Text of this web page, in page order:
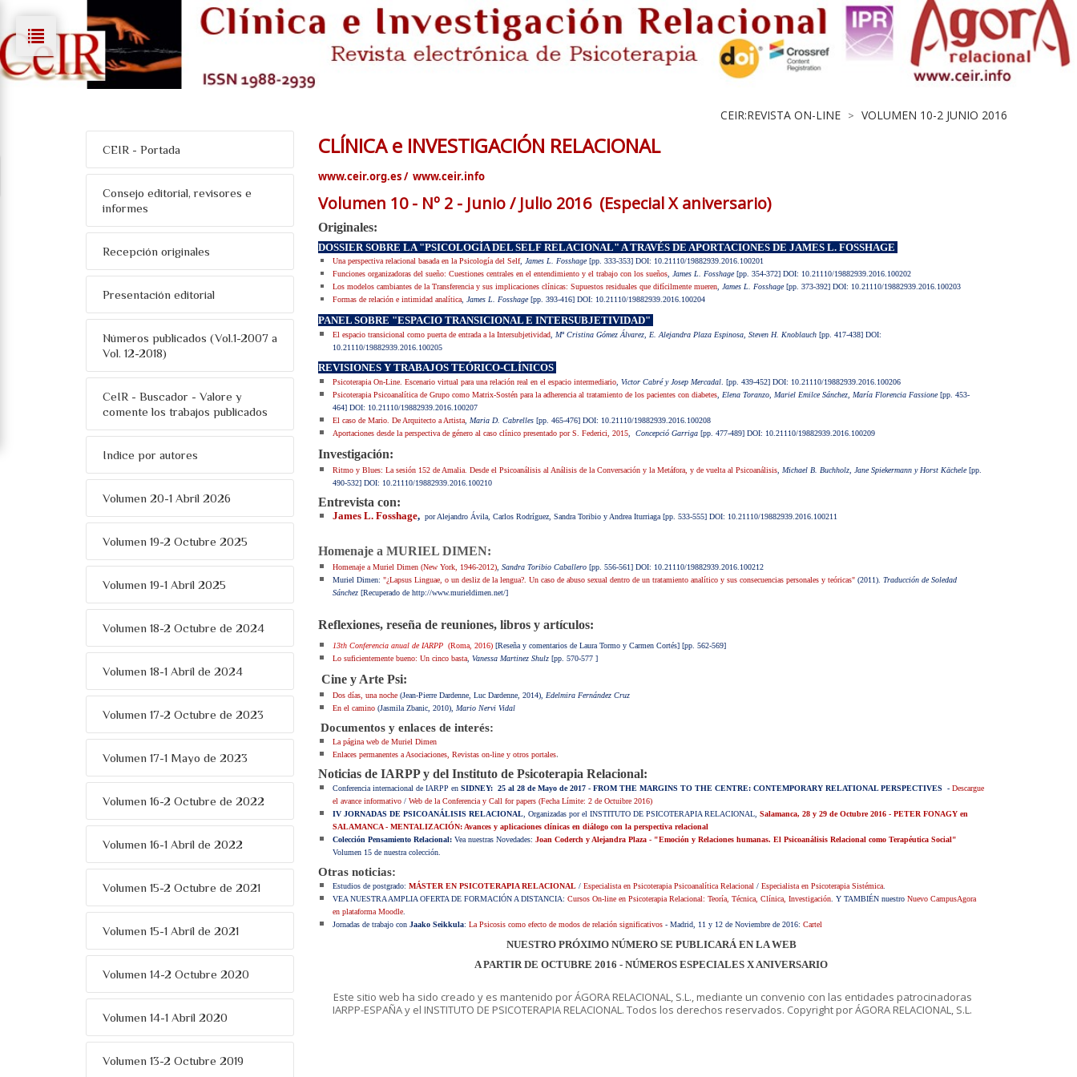
CEIR:REVISTA ON-LINE > VOLUMEN 10-2 JUNIO 2016
CEIR - Portada
Consejo editorial, revisores e
informes
Recepción originales
Presentación editorial
Números publicados (Vol.1-2007 a
Vol. 12-2018)
CeIR - Buscador - Valore y
comente los trabajos publicados
Indice por autores
Volumen 20-1 Abril 2026
Volumen 19-2 Octubre 2025
Volumen 19-1 Abril 2025
Volumen 18-2 Octubre de 2024
Volumen 18-1 Abril de 2024
Volumen 17-2 Octubre de 2023
Volumen 17-1 Mayo de 2023
Volumen 16-2 Octubre de 2022
Volumen 16-1 Abril de 2022
Volumen 15-2 Octubre de 2021
Volumen 15-1 Abril de 2021
Volumen 14-2 Octubre 2020
Volumen 14-1 Abril 2020
Volumen 13-2 Octubre 2019
CLÍNICA e INVESTIGACIÓN RELACIONAL
www.ceir.org.es/ www.ceir.info
Volumen 10 - Nº 2 - Junio / Julio 2016 (Especial X aniversario)
Originales:
DOSSIER SOBRE LA "PSICOLOGÍA DEL SELF RELACIONAL" A TRAVÉS DE APORTACIONES DE JAMES L. FOSSHAGE
Una perspectiva relacional basada en la Psicología del Self, James L. Fosshage[pp. 333-353] DOI: 10.21110/19882939.2016.100201
Funciones organizadoras del sueño: Cuestiones centrales en el entendimiento y el trabajo con los sueños
James L. Fosshage[pp. 354-372] DOI: 10.21110/19882939.2016.100202
Los modelos cambiantes de la Transferencia y sus implicaciones clínicas: Supuestos residuales que difícilmente mueren
James L. Fosshage[pp. 373-392] DOI: 10.21110/19882939.2016.100203
Formas de relación e intimidad analítica
James L. Fosshage[pp. 393-416] DOI: 10.21110/19882939.2016.100204
PANEL SOBRE "ESPACIO TRANSICIONAL E INTERSUBJETIVIDAD"
El espacio transicional como puerta de entrada a la Intersubjetividad Mª Cristina Gómez Álvarez, E. Alejandra Plaza Espinosa, Steven H. Knoblauch [pp. 417-438] DOI:
10.21110/19882939.2016.100205
REVISIONES Y TRABAJOS TEÓRICO-CLÍNICOS
Psicoterapia On-Line. Escenario virtual para una relación real en el espacio intermediario Victor Cabré y Josep Mercadal . [pp. 439-452] DOI: 10.21110/19882939.2016.100206
Psicoterapia Psicoanalítica de Grupo como Matrix-Sostén para la adherencia al tratamiento de los pacientes con diabetes
Elena Toranzo, Mariel Emilce Sánchez, María Florencia Fassione[pp. 453-
464] DOI: 10.21110/19882939.2016.100207
El caso de Mario. De Arquitecto a Artista
Maria D. Cabrelles [pp. 465-476] DOI: 10.21110/19882939.2016.100208
Aportaciones desde la perspectiva de género al caso clínico presentado por S. Federici, 2015
Concepció Garriga [pp. 477-489] DOI: 10.21110/19882939.2016.100209
Investigación:
Ritmo y Blues: La sesión 152 de Amalia. Desde el Psicoanálisis al Análisis de la Conversación y la Metáfora, y de vuelta al Psicoanálisis Michael B. Buchholz, Jane Spiekermann y Horst Kächele[pp.
490-532] DOI: 10.21110/19882939.2016.100210
Entrevista con:
James L. Fosshage, por Alejandro Ávila, Carlos Rodríguez, Sandra Toribio y Andrea Iturriaga [pp. 533-555] DOI: 10.21110/19882939.2016.100211
Homenaje a MURIEL DIMEN:
Homenaje a Muriel Dimen (New York, 1946-2012) Sandra Toribio Caballero [pp. 556-561] DOI: 10.21110/19882939.2016.100212
Muriel Dimen: "¿Lapsus Linguae, o un desliz de la lengua?. Un caso de abuso sexual dentro de un tratamiento analítico y sus consecuencias personales y teóricas" (2011). Traducción de Soledad
Sánchez [Recuperado de http://www.murieldimen.net/]
Reflexiones, reseña de reuniones, libros y artículos:
13th Conferencia anual de IARPP (Roma, 2016) [Reseña y comentarios de Laura Tormo y Carmen Cortés] [pp. 562-569]
Lo suficientemente bueno: Un cinco basta Vanessa Martinez Shulz [pp. 570-577 ]
Cine y Arte Psi:
Dos días, una noche (Jean-Pierre Dardenne, Luc Dardenne, 2014), Edelmira Fernández Cruz
En el camino (Jasmila Zbanic, 2010), Mario Nervi Vidal
Documentos y enlaces de interés:
La página web de Muriel Dimen
Enlaces permanentes a Asociaciones, Revistas on-line y otros portales.
Noticias de IARPP y del Instituto de Psicoterapia Relacional:
Conferencia internacional de IARPP en SIDNEY: 25 al 28 de Mayo de 2017 - FROM THE MARGINS TO THE CENTRE: CONTEMPORARY RELATIONAL PERSPECTIVES - Descargue
el avance informativo / Web de la Conferencia y Call for papers (Fecha Límite: 2 de Octuibre 2016)
IV JORNADAS DE PSICOANÁLISIS RELACIONAL , Organizadas por el INSTITUTO DE PSICOTERAPIA RELACIONAL, Salamanca, 28 y 29 de Octubre 2016 - PETER FONAGY en
SALAMANCA - MENTALIZACIÓN: Avances y aplicaciones clínicas en diálogo con la perspectiva relacional
Colección Pensamiento Relacional: Vea nuestras Novedades: Joan Coderch y Alejandra Plaza - "Emoción y Relaciones humanas. El Psicoanálisis Relacional como Terapéutica Social"
Volumen 15 de nuestra colección.
Otras noticias:
Estudios de postgrado: MÁSTER EN PSICOTERAPIA RELACIONAL / Especialista en Psicoterapia Psicoanalítica Relacional / Especialista en Psicoterapia Sistémica
VEA NUESTRA AMPLIA OFERTA DE FORMACIÓN A DISTANCIA: Cursos On-line en Psicoterapia Relacional: Teoría, Técnica, Clínica, Investigación . Y TAMBIÉN nuestro Nuevo CampusAgora
en plataforma Moodle
Jornadas de trabajo con Jaako Seikkula: La Psicosis como efecto de modos de relación significativos - Madrid, 11 y 12 de Noviembre de 2016: Cartel
NUESTRO PRÓXIMO NÚMERO SE PUBLICARÁ EN LA WEB
A PARTIR DE OCTUBRE 2016 - NÚMEROS ESPECIALES X ANIVERSARIO
Este sitio web ha sido creado y es mantenido por ÁGORA RELACIONAL, S.L., mediante un convenio con las entidades patrocinadoras
IARPP-ESPAÑA y el INSTITUTO DE PSICOTERAPIA RELACIONAL. Todos los derechos reservados. Copyright por ÁGORA RELACIONAL, S.L.